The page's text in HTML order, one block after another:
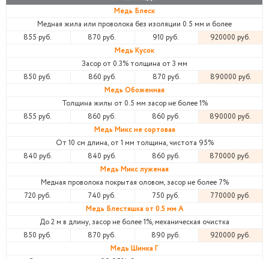
Медь Блеск
Медная жила или проволока без изоляции 0.5 мм и более
855 руб.
870 руб. 910 руб.
920000 руб.
Медь Кусок
Засор от 0.3% толщина от 3 мм
850 руб.
860 руб. 870 руб.
890000 руб.
Медь Обоженная
Толщина жилы от 0.5 мм засор не более 1%
855 руб.
860 руб. 860 руб.
890000 руб.
Медь Микс не сортовая
От 10 см длина, от 1 мм толщина, чистота 95%
840 руб.
840 руб. 860 руб.
870000 руб.
Медь Микс луженая
Медная проволока покрытая оловом, засор не более 7%
720 руб.
740 руб. 750 руб.
770000 руб.
Медь Блестяшка от 0.5 мм А
До 2 м в длину, засор не более 1%, механическая очистка
850 руб.
870 руб. 890 руб.
920000 руб.
Медь Шинка Г